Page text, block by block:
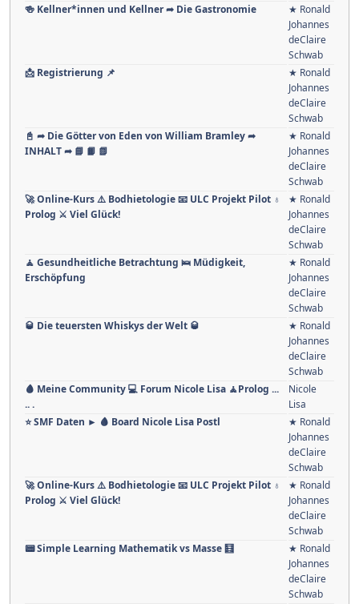
🍻 Kellner*innen und Kellner ➦ Die Gastronomie
★ Ronald
Johannes
deClaire
Schwab
📩 Registrierung 📌
★ Ronald
Johannes
deClaire
Schwab
📓 ➦ Die Götter von Eden von William Bramley ➦
INHALT ➦ 📘 📙 📗
★ Ronald
Johannes
deClaire
Schwab
🚀 Online-Kurs ⚠️ Bodhietologie 📧 ULC Projekt Pilot ♁
Prolog ⚔ Viel Glück!
★ Ronald
Johannes
deClaire
Schwab
🧘 Gesundheitliche Betrachtung 🛌 Müdigkeit,
Erschöpfung
★ Ronald
Johannes
deClaire
Schwab
🥃 Die teuersten Whiskys der Welt 🥃
★ Ronald
Johannes
deClaire
Schwab
🩸 Meine Community 💻 Forum Nicole Lisa 🧘Prolog ...
.. .
Nicole
Lisa
⭐️ SMF Daten ► 🩸 Board Nicole Lisa Postl
★ Ronald
Johannes
deClaire
Schwab
🚀 Online-Kurs ⚠️ Bodhietologie 📧 ULC Projekt Pilot ♁
Prolog ⚔ Viel Glück!
★ Ronald
Johannes
deClaire
Schwab
📟 Simple Learning Mathematik vs Masse 🧮
★ Ronald
Johannes
deClaire
Schwab